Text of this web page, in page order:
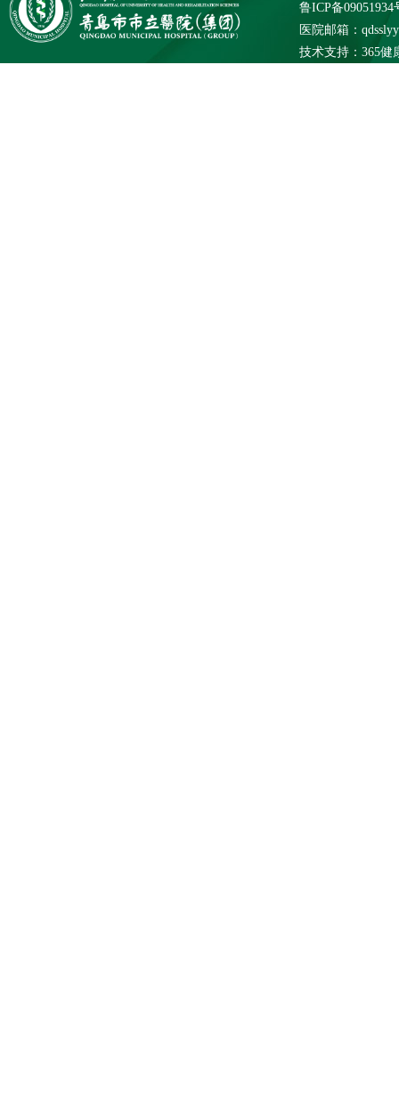
鲁ICP备09051934
医院邮箱：
技术支持： 365健